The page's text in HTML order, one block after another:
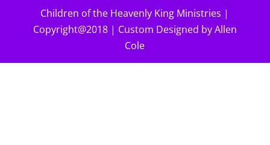
Children of the Heavenly King Ministries |
Copyright@2018 | Custom Designed by Allen
Cole